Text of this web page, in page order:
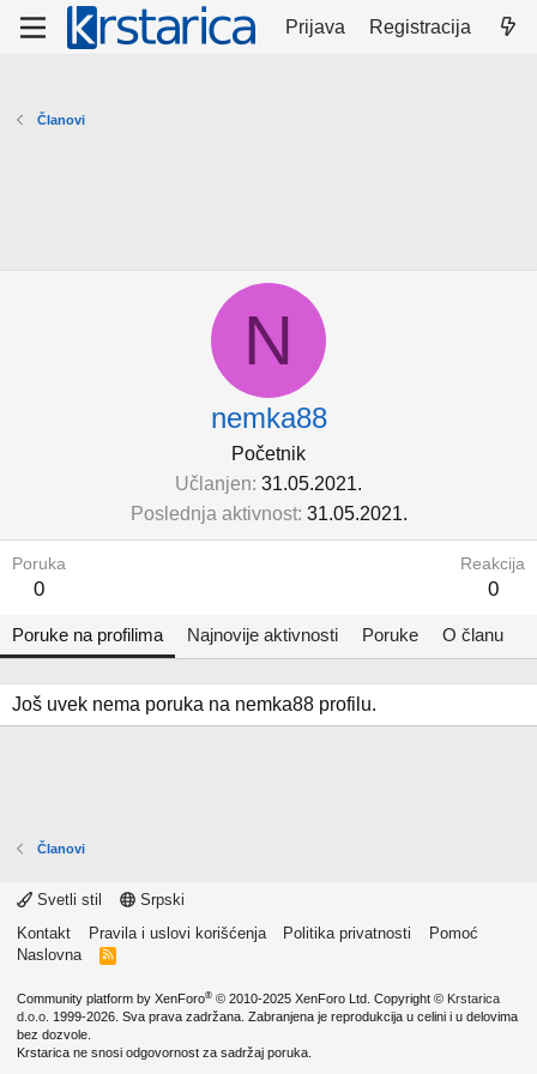
Prijava Registracija
Članovi
N
nemka88
Početnik
Učlanjen 31.05.2021.
Poslednja aktivnost 31.05.2021.
Poruka
0
Reakcija
0
Poruke na profilima Najnovije aktivnosti Poruke O članu
Još uvek nema poruka na nemka88 profilu.
Članovi
Svetli stil
Srpski
Kontakt
Pravila i uslovi korišćenja Politika privatnosti
Pomoć
Naslovna
R
Community platform by XenForo® © 2010-2025 XenForo Ltd. Copyright © Krstarica
d.o.o. 1999-2026. Sva prava zadržana. Zabranjena je reprodukcija u celini i u delovima
bez dozvole.
Krstarica ne snosi odgovornost za sadržaj poruka.